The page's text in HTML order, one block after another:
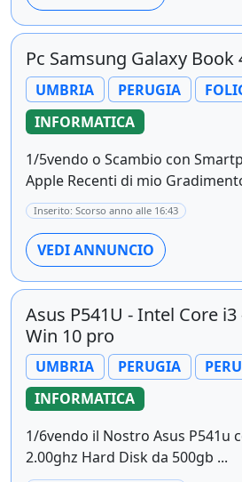
Pc Samsung Galaxy Book
UMBRIA PERUGIA
INFORMATICA
1/5vendo o Scambio con
Apple Recenti di mio
Inserito: Scorso anno alle 16:43
VEDI ANNUNCIO
Asus P541U - Intel Core i3
Win 10 pro
UMBRIA PERUGIA
INFORMATICA
1/6vendo il Nostro Asus P541u
2.00ghz Hard Disk da 500gb ...